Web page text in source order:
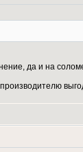
да и на